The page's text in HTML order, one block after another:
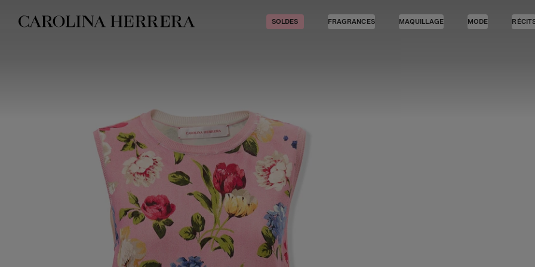
Avis d'accessibilité (lien)
SOLDES FRAGRANCES MAQUILLAGE MODE